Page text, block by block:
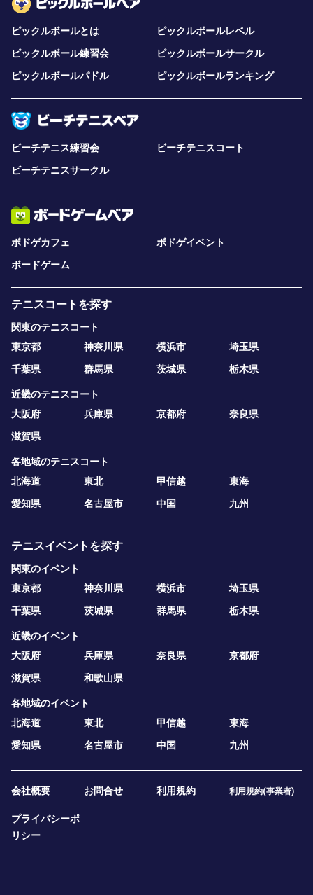
ピックルボールとは
ピックルボールレベル
ピックルボール練習会
ピックルボールサークル
ピックルボールパドル
ピックルボールランキング
ビーチテニス練習会
ビーチテニスコート
ビーチテニスサークル
ボドゲカフェ
ボドゲイベント
ボードゲーム
テニスコートを探す
関東のテニスコート
東京都
神奈川県 横浜市
埼玉県
千葉県
群馬県 茨城県 栃木県
近畿のテニスコート
大阪府
兵庫県 京都府
奈良県
滋賀県
各地域のテニスコート
北海道
東北 甲信越
東海
愛知県
名古屋市 中国 九州
テニスイベントを探す
関東のイベント
東京都
神奈川県 横浜市
埼玉県
千葉県
茨城県 群馬県 栃木県
近畿のイベント
大阪府
兵庫県 奈良県
京都府
滋賀県
和歌山県
各地域のイベント
北海道
東北 甲信越
東海
愛知県
名古屋市 中国 九州
会社概要 お問合せ 利用規約 利用規約(事業者)
プライバシーポ
リシー